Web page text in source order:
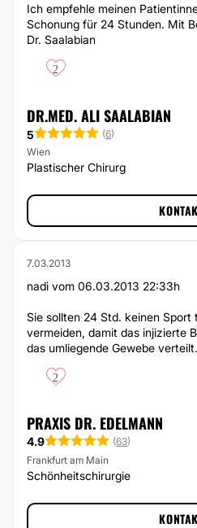
Ich empfehle meinen
Schonung für 24 Stunden. Mit
Dr. Saalabian
2
DR.MED. ALI SAALABIAN
5 (6)
Wien
Plastischer Chirurg
7.03.2013
nadi vom 06.03.2013 22:33h
Sie sollten 24 Std. keinen
vermeiden, damit das injizierte
das umliegende Gewebe verteilt.
2
PRAXIS DR. EDELMANN
4.9 (63)
Frankfurt am Main
Schönheitschirurgie